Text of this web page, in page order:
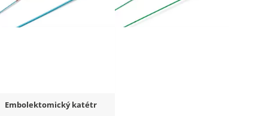
Embolektomický katétr